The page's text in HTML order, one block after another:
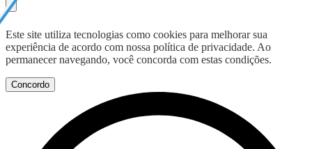
Este site utiliza tecnologias como cookies para melhorar sua
experiência de acordo com nossa política de privacidade. Ao
permanecer navegando, você concorda com estas condições.
Concordo